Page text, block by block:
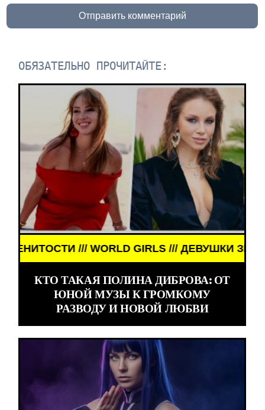
Отправить комментарий
ОБЯЗАТЕЛЬНО ПРОЧИТАЙТЕ:
/// ДЕВУШКИ ЗНАМЕНИТОСТИ /// WORLD
КТО ТАКАЯ ПОЛИНА ДИБРОВА: ОТ
ЮНОЙ МУЗЫ К ГРОМКОМУ
РАЗВОДУ И НОВОЙ ЛЮБВИ